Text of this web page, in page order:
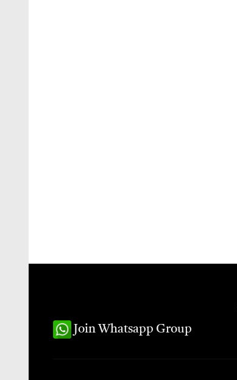
Join Whatsapp Group